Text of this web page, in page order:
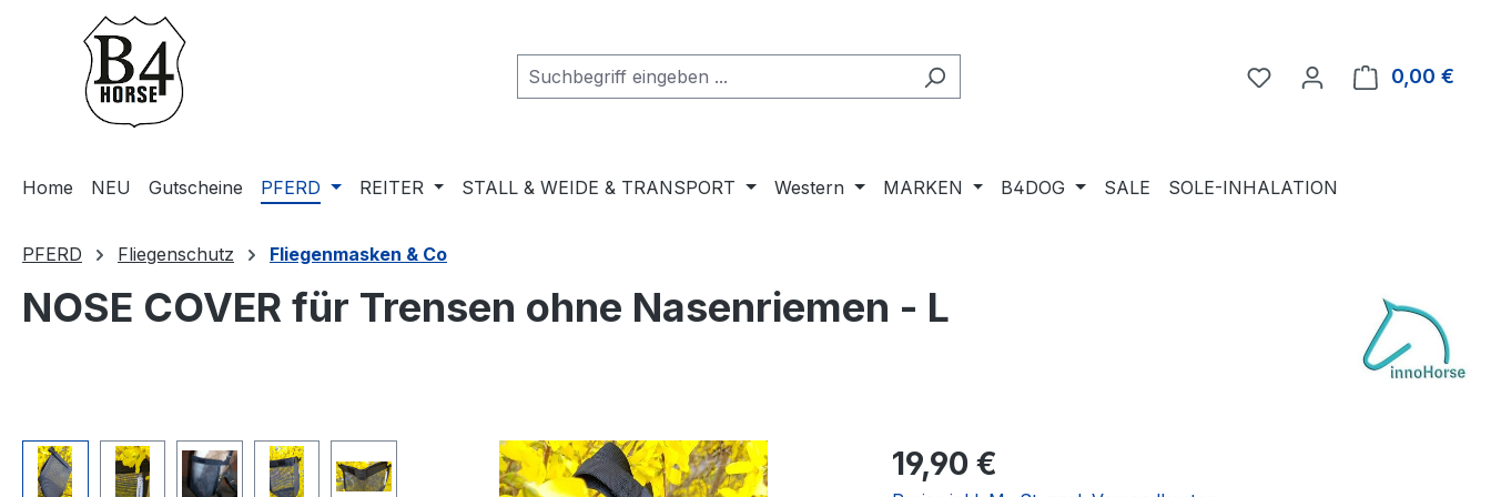
Hauptinhalt springen
Zur Suche springen
Zur Hauptnavigation springen
Du hast 0 Produkte auf
0,00 €
Home NEU Gutscheine PFERD REITER STALL & WEIDE & TRANSPORT Western MARKEN B4DOG SALE SOLE-INHALATION
PFERD Fliegenschutz Fliegenmasken & Co
NOSE COVER für Trensen ohne Nasenriemen - L
Regulärer Preis:
19,90 €